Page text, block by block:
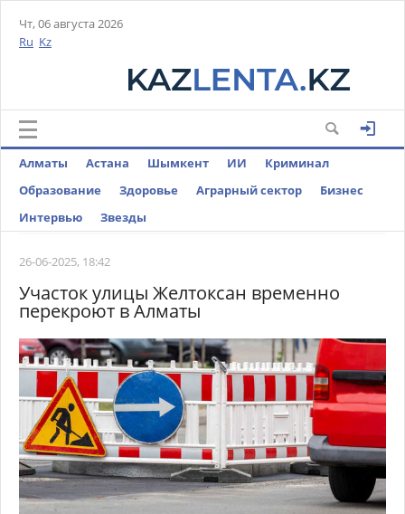
Чт, 06 августа 2026
Ru Kz
Алматы Астана Шымкент ИИ
Криминал
Образование
Здоровье Аграрный сектор
Бизнес
Интервью
Звезды
26-06-2025, 18:42
Участок улицы Желтоксан временно
перекроют в Алматы